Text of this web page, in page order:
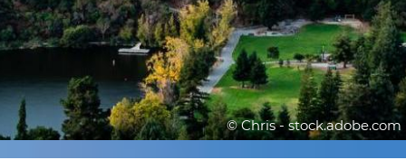
© Chris - stock.adobe.com